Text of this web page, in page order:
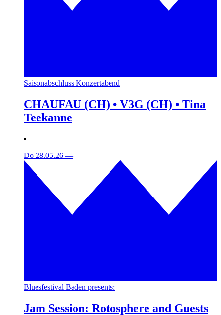
Saisonabschluss Konzertabend
CHAUFAU (CH) • V3G (CH) • Tina
Teekanne
Do 28.05.26 —
Bluesfestival Baden presents:
Jam Session: Rotosphere and Guests